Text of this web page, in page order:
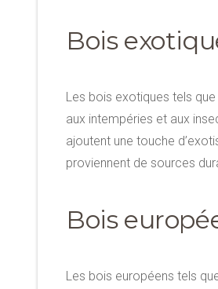
Bois
Les bois exotiques tels que
aux intempéries et aux
ajoutent une touche
proviennent de sources
Bois
Les bois européens tels